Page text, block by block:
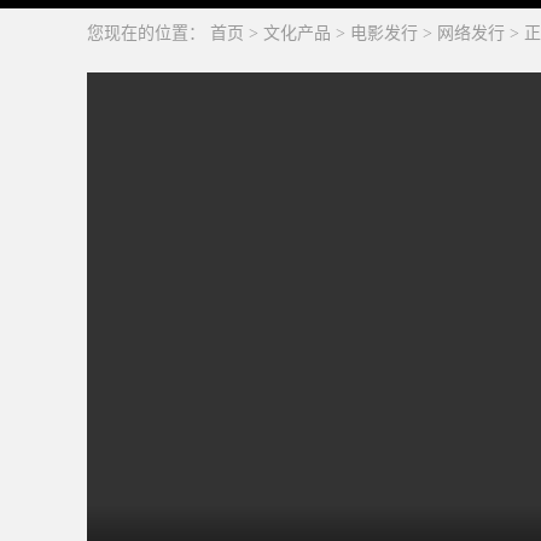
您现在的位置： 首页 > 文化产品 > 电影发行 > 网络发行 >